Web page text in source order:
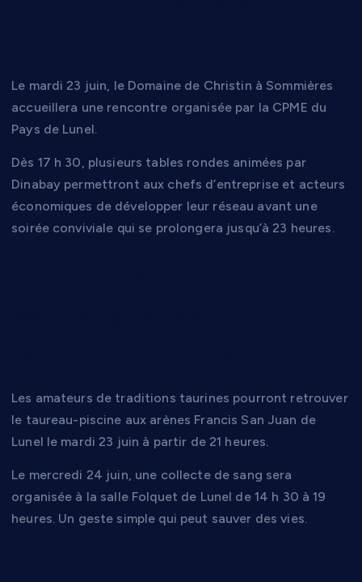
Le mardi 23 juin, le Domaine de Christin à Sommières
accueillera une rencontre organisée par la CPME du
Pays de Lunel.
Dès 17 h 30, plusieurs tables rondes animées par
Dinabay permettront aux chefs d’entreprise et acteurs
économiques de développer leur réseau avant une
soirée conviviale qui se prolongera jusqu’à 23 heures.
Les amateurs de traditions taurines pourront retrouver
le taureau-piscine aux arènes Francis San Juan de
Lunel le mardi 23 juin à partir de 21 heures.
Le mercredi 24 juin, une collecte de sang sera
organisée à la salle Folquet de Lunel de 14 h 30 à 19
heures. Un geste simple qui peut sauver des vies.